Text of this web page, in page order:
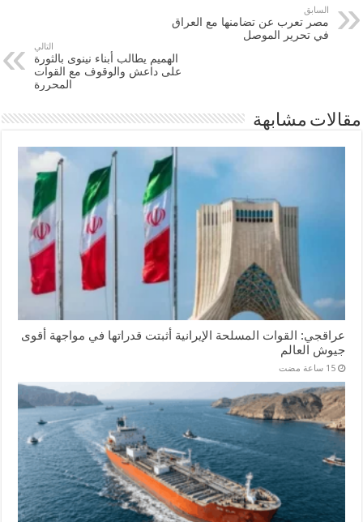
السابق
مصر تعرب عن تضامنها مع العراق
في تحرير الموصل
التالي
الهميم يطالب أبناء نينوى بالثورة
على داعش والوقوف مع القوات
المحررة
مقالات مشابهة
عراقجي: القوات المسلحة الإيرانية أثبتت قدراتها في مواجهة أقوى
جيوش العالم
‏15 ساعة مضت